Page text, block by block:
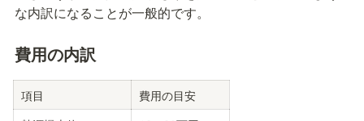
な内訳になることが一般的です。
費用の内訳
項目
費用の目安